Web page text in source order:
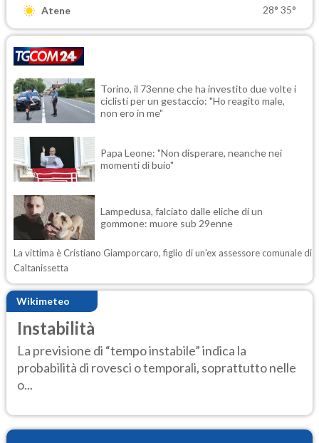
Atene 28° 35°
Torino, il 73enne che ha investito due volte i
ciclisti per un gestaccio: "Ho reagito male,
non ero in me"
Papa Leone: "Non disperare, neanche nei
momenti di buio"
Lampedusa, falciato dalle eliche di un
gommone: muore sub 29enne
La vittima è Cristiano Giamporcaro, figlio di un'ex assessore comunale di
Caltanissetta
Wikimeteo
Instabilità
La previsione di “tempo instabile” indica la
probabilità di rovesci o temporali, soprattutto nelle
o...